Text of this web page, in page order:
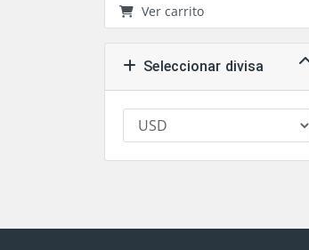
Ver carrito
Seleccionar divisa